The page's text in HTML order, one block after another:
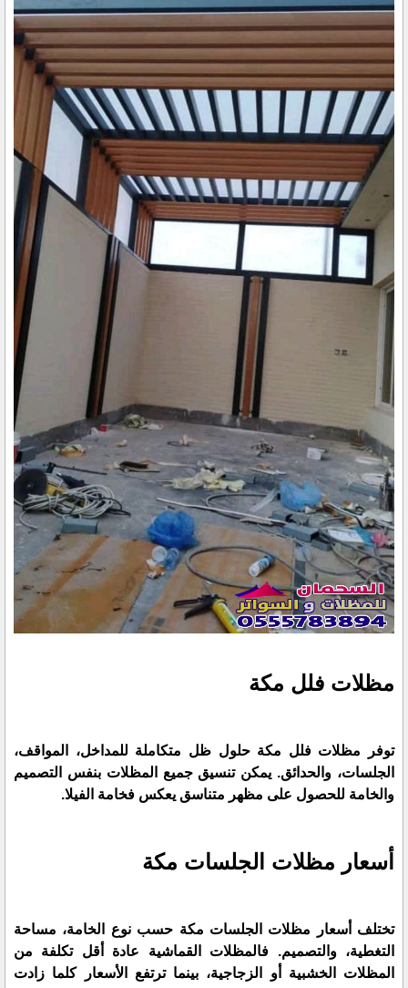
مظلات فلل مكة
توفر مظلات فلل مكة حلول ظل متكاملة للمداخل، المواقف،
الجلسات، والحدائق. يمكن تنسيق جميع المظلات بنفس التصميم
والخامة للحصول على مظهر متناسق يعكس فخامة الفيلا.
أسعار مظلات الجلسات مكة
تختلف أسعار مظلات الجلسات مكة حسب نوع الخامة، مساحة
التغطية، والتصميم. فالمظلات القماشية عادة أقل تكلفة من
المظلات الخشبية أو الزجاجية، بينما ترتفع الأسعار كلما زادت